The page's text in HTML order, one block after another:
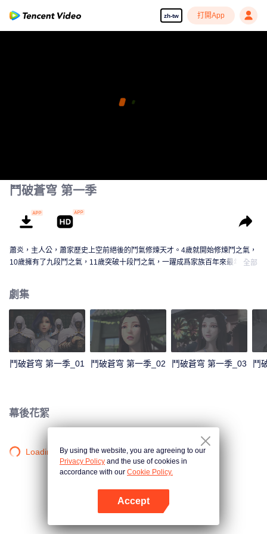
zh-tw 打開App
鬥破蒼穹 第一季
蕭炎，主人公，蕭家歷史上空前絕後的鬥氣修煉天才。4歲就開始修煉鬥之氣，
10歲擁有了九段鬥之氣，11歲突破十段鬥之氣，一躍成爲家族百年來最年輕的
即將絕望的時候，一縷幽魂從他手上的戒指裏浮現，一扇全新的大門在面前開
啓！蕭炎重新成爲家族年輕一輩中的佼佼者，受到衆人的仰慕，他卻不滿足於
此。爲了一雪退婚帶來的恥辱，蕭炎來到了魔獸山脈，在藥老的幫助下，進一
步提升自己的修煉級別……
全部
劇集
鬥破蒼穹 第一季_01 鬥破蒼穹 第一季_02 鬥破蒼穹 第一季_03 鬥
幕後花絮
Loading…By using the website, you are agreeing to our
Privacy Policy and the use of cookies in
accordance with our Cookie Policy.
Accept